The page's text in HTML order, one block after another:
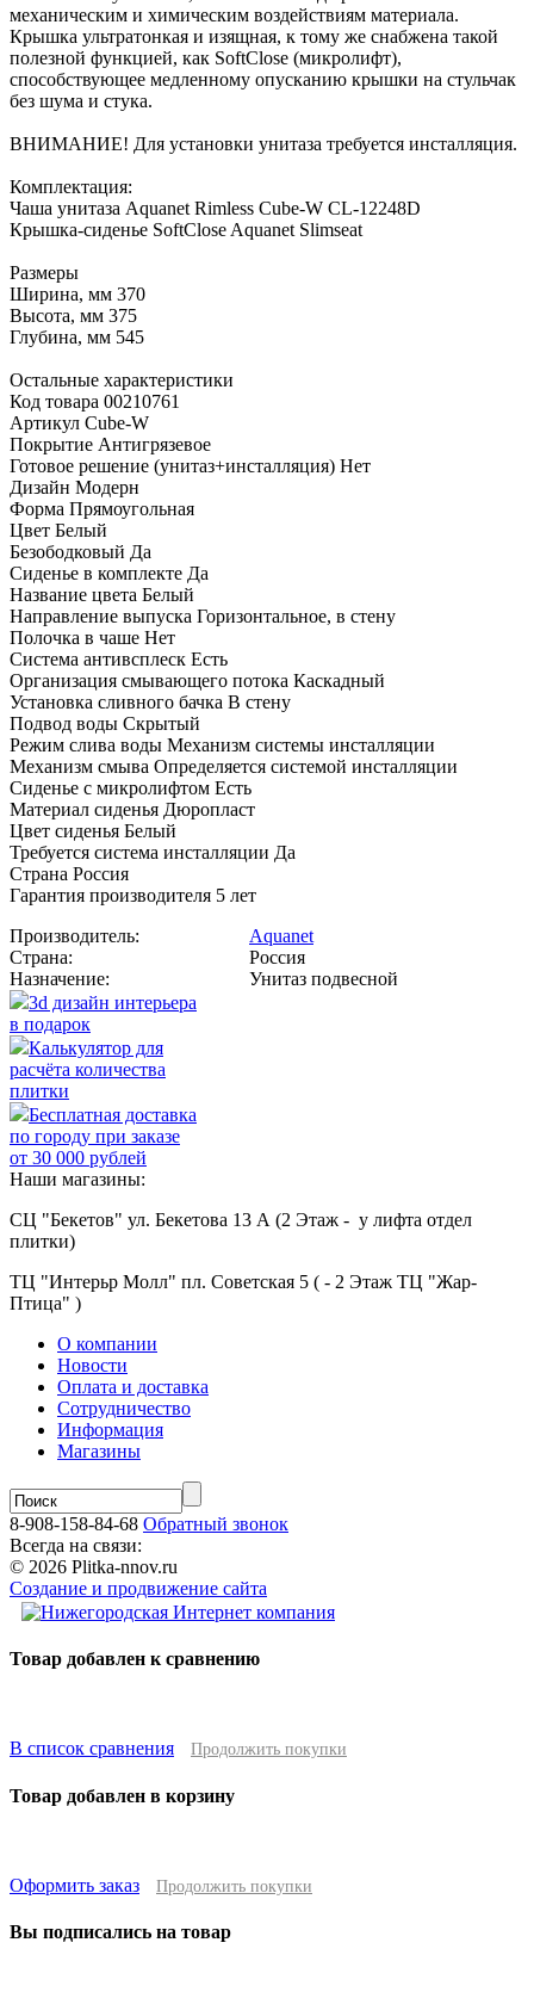
механическим и химическим воздействиям материала.
Крышка ультратонкая и изящная, к тому же снабжена такой
полезной функцией, как SoftClose (микролифт),
способствующее медленному опусканию крышки на стульчак
без шума и стука.
ВНИМАНИЕ! Для установки унитаза требуется инсталляция.
Комплектация:
Чаша унитаза Aquanet Rimless Cube-W CL-12248D
Крышка-сиденье SoftClose Aquanet Slimseat
Размеры
Ширина, мм 370
Высота, мм 375
Глубина, мм 545
Остальные характеристики
Код товара 00210761
Артикул Cube-W
Покрытие Антигрязевое
Готовое решение (унитаз+инсталляция) Нет
Дизайн Модерн
Форма Прямоугольная
Цвет Белый
Безободковый Да
Сиденье в комплекте Да
Название цвета Белый
Направление выпуска Горизонтальное, в стену
Полочка в чаше Нет
Система антивсплеск Есть
Организация смывающего потока Каскадный
Установка сливного бачка В стену
Подвод воды Скрытый
Режим слива воды Механизм системы инсталляции
Механизм смыва Определяется системой инсталляции
Сиденье с микролифтом Есть
Материал сиденья Дюропласт
Цвет сиденья Белый
Требуется система инсталляции Да
Страна Россия
Гарантия производителя 5 лет
Производитель:
Aquanet
Страна:
Россия
Назначение:
Унитаз подвесной
3d дизайн интерьера
в подарок
Калькулятор для
расчёта количества
плитки
Бесплатная доставка
по городу при заказе
от 30 000 рублей
Наши магазины:
СЦ "Бекетов" ул. Бекетова 13 А (2 Этаж - у лифта отдел
плитки)
ТЦ "Интерьр Молл" пл. Советская 5 ( - 2 Этаж ТЦ "Жар-
Птица" )
О компании
Новости
Оплата и доставка
Сотрудничество
Информация
Магазины
8-908-158-84-68 Обратный звонок
Всегда на связи:
© 2026 Plitka-nnov.ru
Создание и продвижение сайта
Товар добавлен к сравнению
В список сравнения Продолжить покупки
Товар добавлен в корзину
Оформить заказ Продолжить покупки
Вы подписались на товар